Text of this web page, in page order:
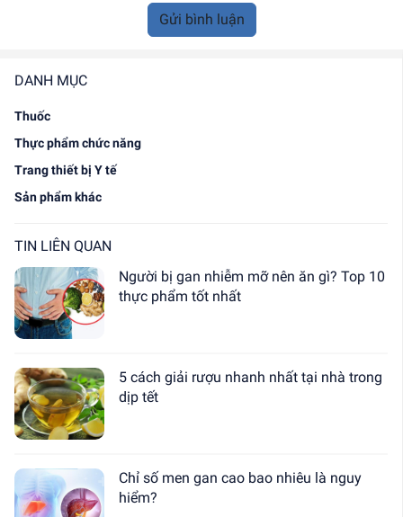
DANH MỤC
Thuốc
Thực phẩm chức năng
Trang thiết bị Y tế
Sản phẩm khác
TIN LIÊN QUAN
Người bị gan nhiễm mỡ nên ăn gì? Top 10
thực phẩm tốt nhất
5 cách giải rượu nhanh nhất tại nhà trong
dịp tết
Chỉ số men gan cao bao nhiêu là nguy
hiểm?
Gửi bình luận